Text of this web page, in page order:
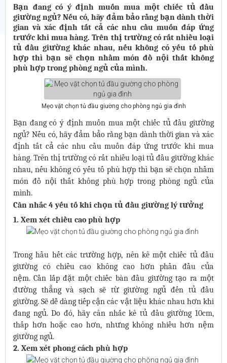
Bạn đang có ý định muốn mua một chiếc tủ đầu
giường ngủ? Nếu có, hãy đảm bảo rằng bạn dành thời
gian và xác định tất cả các nhu cầu muốn đáp ứng
trước khi mua hàng. Trên thị trường có rất nhiều loại
tủ đầu giường khác nhau, nếu không có yếu tố phù
hợp thì bạn sẽ chọn nhầm món đồ nội thất không
phù hợp trong phòng ngủ của mình.
Mẹo vặt chọn tủ đầu giường cho phòng ngủ gia đình
Bạn đang có ý định muốn mua một chiếc tủ đầu giường
ngủ? Nếu có, hãy đảm bảo rằng bạn dành thời gian và xác
định tất cả các nhu cầu muốn đáp ứng trước khi mua
hàng. Trên thị trường có rất nhiều loại tủ đầu giường khác
nhau, nếu không có yếu tố phù hợp thì bạn sẽ chọn nhầm
món đồ nội thất không phù hợp trong phòng ngủ của
mình.
Cân nhắc 4 yếu tố khi chọn tủ đầu giường lý tưởng
1. Xem xét chiều cao phù hợp
Trong hầu hết các trường hợp, nên kê một chiếc tủ đầu
giường có chiều cao không cao hơn phần đầu của
nệm. Cần lắp đặt một chiếc bàn đầu giường tạo ra một
đường thẳng và sạch sẽ từ giường ngủ đến tủ đầu
giường. Sẽ dễ dàng tiếp cận các vật liệu khác nhau hơn khi
đang ngủ. Do đó, hãy cân nhắc kê tủ đầu giường 10cm,
thấp hơn hoặc cao hơn, nhưng không nhiều hơn nệm
giường ngủ.
2. Xem xét phong cách phù hợp